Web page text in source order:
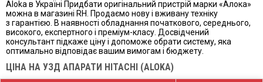
Aloka в Україні Придбати оригінальний пристрій марки «Алока»
можна в магазині RH. Продаємо нову і вживану техніку
з гарантією. В наявності обладнання початкового, середнього,
високого, експертного і преміум-класу. Досвідчений
консультант підкаже ціну і допоможе обрати систему, яка
оптимально відповідає вашим вимогам і бюджету.
ЦІНА НА УЗД АПАРАТИ HITACHI (ALOKA)